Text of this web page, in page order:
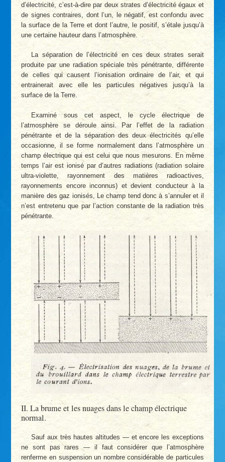
d’électricité, c’est-à-dire par deux strates d’électricité égaux et
de signes contraires, dont l’un, le négatif, est confondu avec
la surface de la Terre et dont l’autre, le positif, s’étale jusqu’à
une certaine hauteur dans l’atmosphère.
La séparation de l’électricité en ces deux strates serait
produite par une radiation spéciale très pénétrante, différente
de celles qui causent l’ionisation ordinaire de l’air, et qui
entrainerait avec elle les particules négatives jusqu’à la
surface de la Terre.
Examiné sous cet aspect, le cycle électrique de
l’atmosphère se déroule ainsi. Par l’effet de la radiation
pénétrante et de la séparation des deux électricités qu’elle
occasionne, il se forme normalement dans l’atmosphère un
champ électrique qui est celui que nous mesurons. En même
temps l’air est ionisé par d’autres radiations (radiation solaire
ultra-violette, rayonnement des matières radioactives,
rayonnements encore inconnus) et devient conducteur à la
manière des gaz ionisés, Le champ tend donc à s’annuler et il
n’est entretenu que par l’action constante de la radiation très
pénétrante.
II. La brume et les nuages dans le champ électrique
normal.
Sauf aux très hautes altitudes — et encore les exceptions
ne sont pas rares — il faut considérer que l’atmosphère
renferme en suspension un nombre considérable de particules